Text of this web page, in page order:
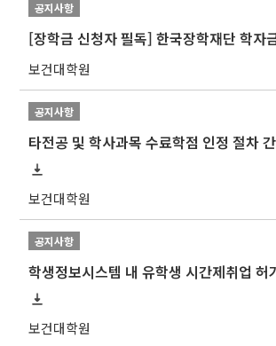
공지사항
보건대학원
공지사항
타전공 및 학사과목 수료학점 인정 절차
보건대학원
공지사항
보건대학원